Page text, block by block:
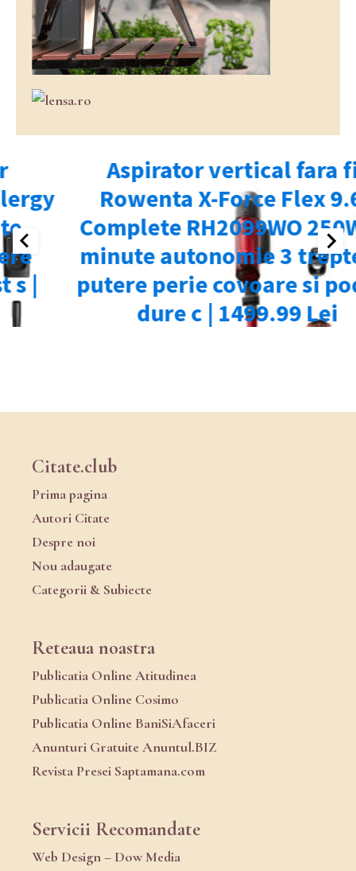
Citate.club
Prima pagina
Autori Citate
Despre noi
Nou adaugate
Categorii & Subiecte
Reteaua noastra
Publicatia Online Atitudinea
Publicatia Online Cosimo
Publicatia Online BaniSiAfaceri
Anunturi Gratuite Anuntul.BIZ
Revista Presei Saptamana.com
Servicii Recomandate
Web Design – Dow Media